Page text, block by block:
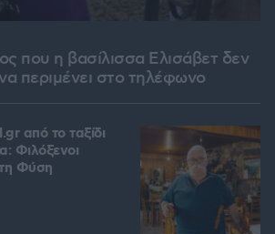
που η βασίλισσα Ελισάβετ δεν
περιμένει στο τηλέφωνο
από το ταξίδι
Φιλόξενοι
Φύση